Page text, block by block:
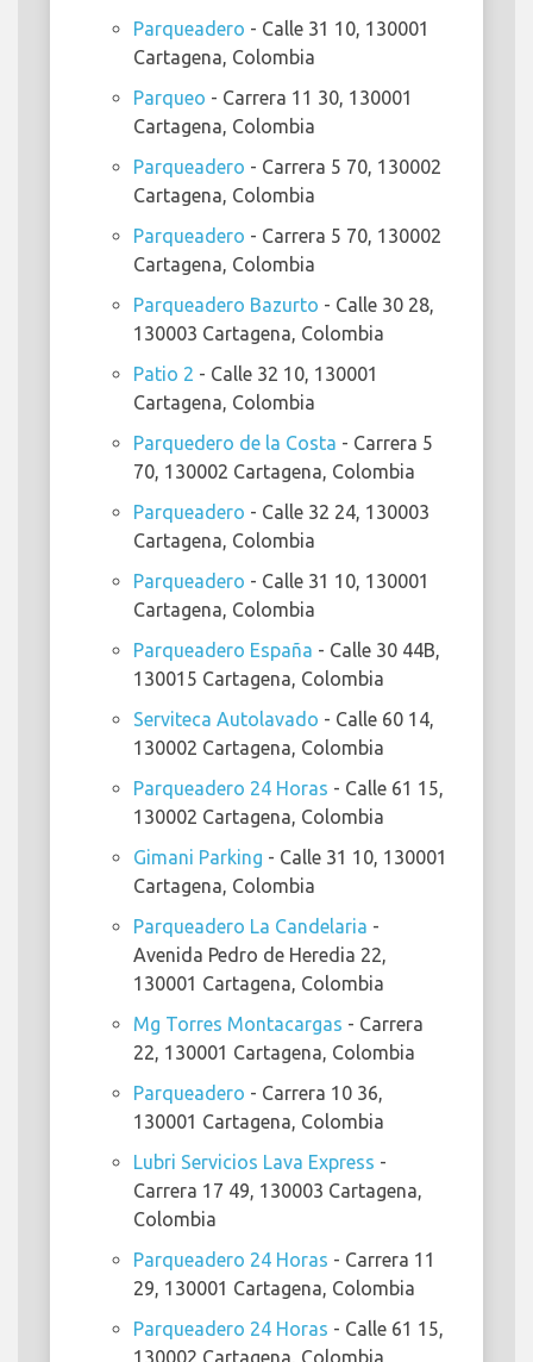
Parqueadero - Calle 31 10, 130001
Cartagena, Colombia
Parqueo - Carrera 11 30, 130001
Cartagena, Colombia
Parqueadero - Carrera 5 70, 130002
Cartagena, Colombia
Parqueadero - Carrera 5 70, 130002
Cartagena, Colombia
Parqueadero Bazurto - Calle 30 28,
130003 Cartagena, Colombia
Patio 2 - Calle 32 10, 130001
Cartagena, Colombia
Parquedero de la Costa - Carrera 5
70, 130002 Cartagena, Colombia
Parqueadero - Calle 32 24, 130003
Cartagena, Colombia
Parqueadero - Calle 31 10, 130001
Cartagena, Colombia
Parqueadero España - Calle 30 44B,
130015 Cartagena, Colombia
Serviteca Autolavado - Calle 60 14,
130002 Cartagena, Colombia
Parqueadero 24 Horas - Calle 61 15,
130002 Cartagena, Colombia
Gimani Parking - Calle 31 10, 130001
Cartagena, Colombia
Parqueadero La Candelaria -
Avenida Pedro de Heredia 22,
130001 Cartagena, Colombia
Mg Torres Montacargas - Carrera
22, 130001 Cartagena, Colombia
Parqueadero - Carrera 10 36,
130001 Cartagena, Colombia
Lubri Servicios Lava Express -
Carrera 17 49, 130003 Cartagena,
Colombia
Parqueadero 24 Horas - Carrera 11
29, 130001 Cartagena, Colombia
Parqueadero 24 Horas - Calle 61 15,
130002 Cartagena, Colombia